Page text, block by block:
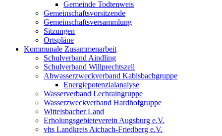
Gemeinde Todtenweis
Gemeinschaftsvorsitzende
Gemeinschaftsversammlung
Sitzungen
Ortspläne
Kommunale Zusammenarbeit
Schulverband Aindling
Schulverband Willprechtszell
Abwasserzweckverband Kabisbachgruppe
Energiepotenzialanalyse
Wasserverband Lechraingruppe
Wasserzweckverband Hardhofgruppe
Wittelsbacher Land
Erholungsgebieteverein Augsburg e.V.
vhs Landkreis Aichach-Friedberg e.V.